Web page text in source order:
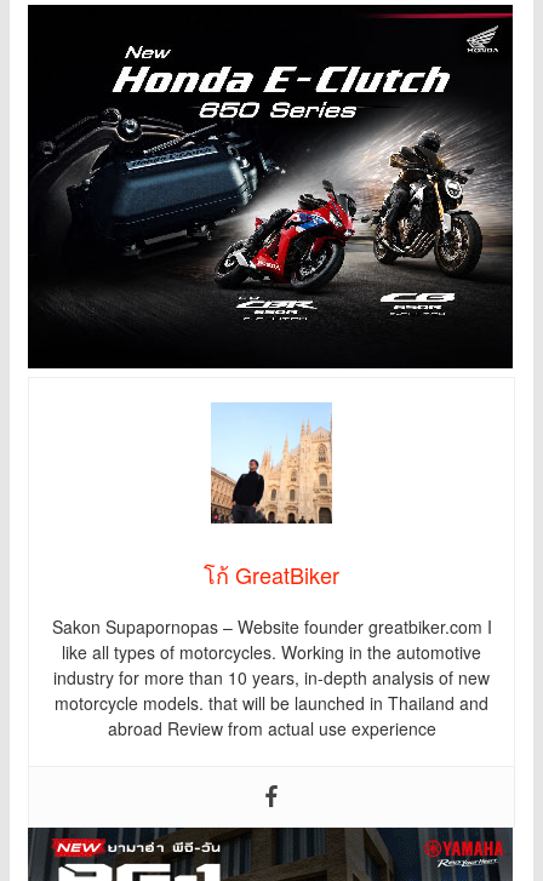
โก้ GreatBiker
Sakon Supapornopas – Website founder greatbiker.com I
like all types of motorcycles. Working in the automotive
industry for more than 10 years, in-depth analysis of new
motorcycle models. that will be launched in Thailand and
abroad Review from actual use experience